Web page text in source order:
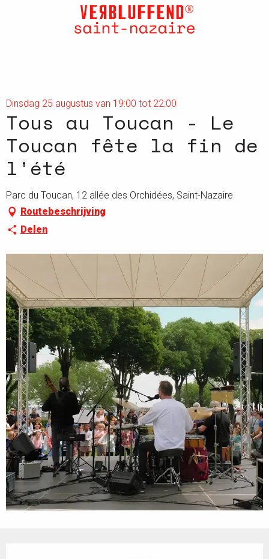
Dinsdag 25 augustus van 19:00 tot 22:00
Tous au Toucan - Le
Toucan fête la fin de
l'été
Parc du Toucan, 12 allée des Orchidées, Saint-Nazaire
Routebeschrijving
Delen